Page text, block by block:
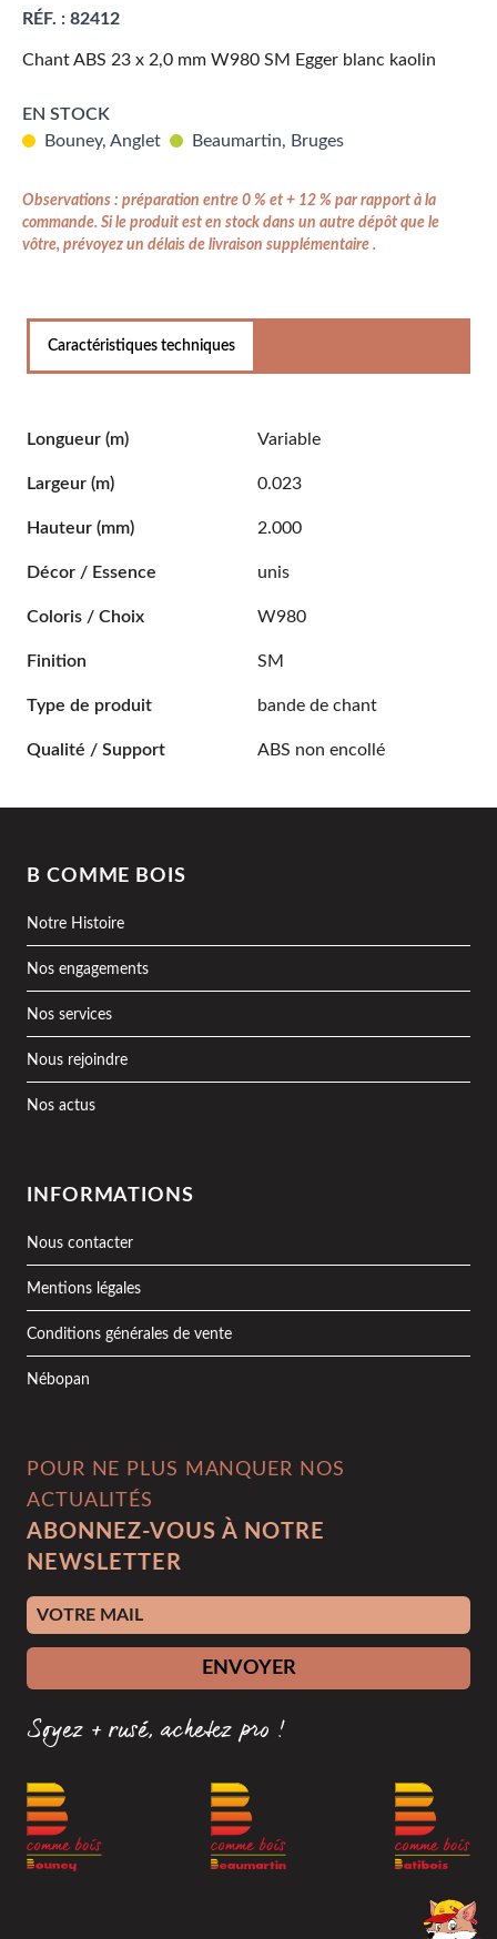
RÉF. : 82412
Chant ABS 23 x 2,0 mm W980 SM Egger blanc kaolin
EN STOCK
Bouney, Anglet
Beaumartin, Bruges
Observations : préparation entre 0 % et + 12 % par rapport à la
commande. Si le produit est en stock dans un autre dépôt que le
vôtre, prévoyez un délais de livraison supplémentaire .
Caractéristiques techniques
Longueur (m) Variable
Largeur (m) 0.023
Hauteur (mm) 2.000
Décor / Essence unis
Coloris / Choix W980
Finition SM
Type de produit bande de chant
Qualité / Support ABS non encollé
B COMME BOIS
Notre Histoire
Nos engagements
Nos services
Nous rejoindre
Nos actus
INFORMATIONS
Nous contacter
Mentions légales
Conditions générales de vente
Nébopan
POUR NE PLUS MANQUER NOS
ACTUALITÉS
ABONNEZ-VOUS À NOTRE
NEWSLETTER
Adresse e-mail
ENVOYER
Soyez + rusé, achetez pro !